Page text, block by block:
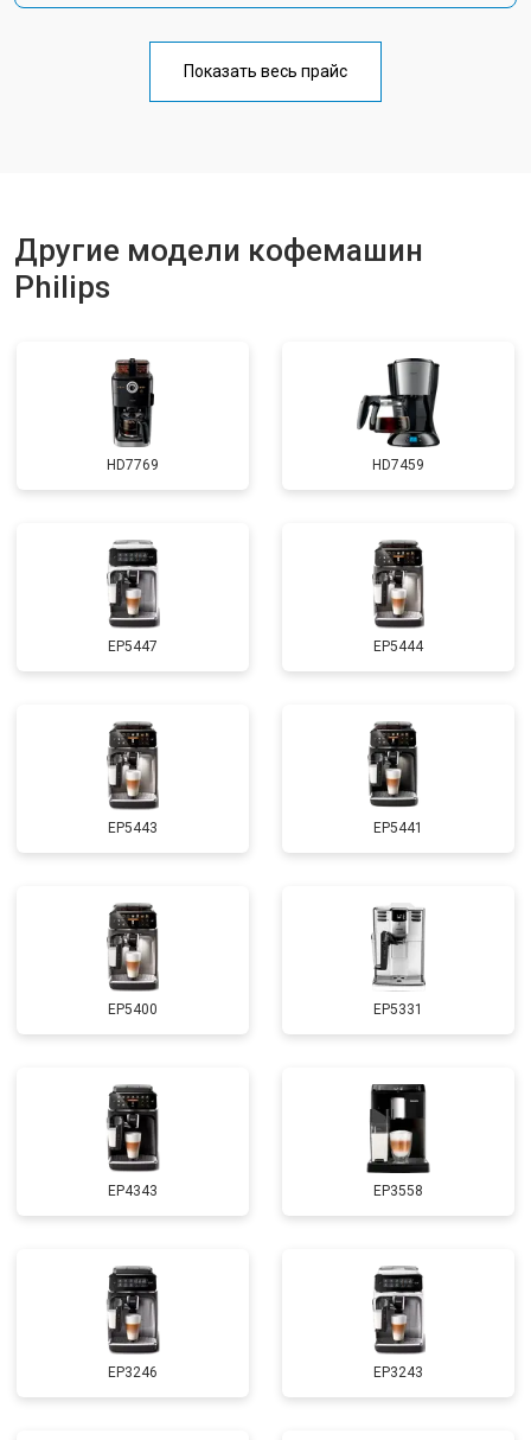
Показать весь прайс
Другие модели кофемашин
Philips
HD7769 HD7459
EP5447 EP5444
EP5443 EP5441
EP5400 EP5331
EP4343 EP3558
EP3246 EP3243